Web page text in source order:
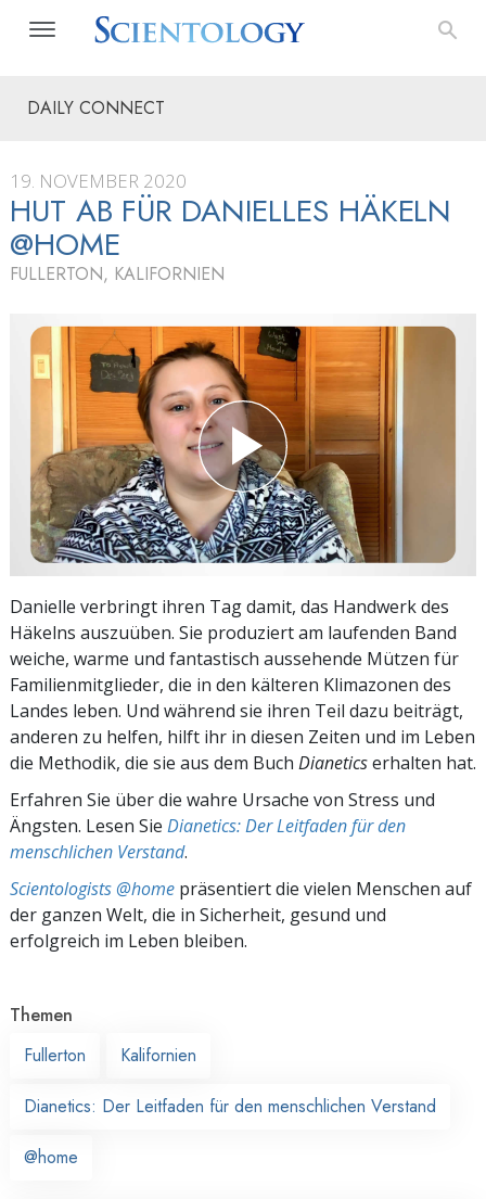
DAILY CONNECT
19. NOVEMBER 2020
HUT AB FÜR DANIELLES HÄKELN
@HOME
FULLERTON, KALIFORNIEN
Danielle verbringt ihren Tag damit, das Handwerk des
Häkelns auszuüben. Sie produziert am laufenden Band
weiche, warme und fantastisch aussehende Mützen für
Familienmitglieder, die in den kälteren Klimazonen des
Landes leben. Und während sie ihren Teil dazu beiträgt,
anderen zu helfen, hilft ihr in diesen Zeiten und im Leben
die Methodik, die sie aus dem Buch Dianeticserhalten hat.
Erfahren Sie über die wahre Ursache von Stress und
Ängsten. Lesen Sie Dianetics: Der Leitfaden für den
menschlichen Verstand.
Scientologists @home präsentiert die vielen Menschen auf
der ganzen Welt, die in Sicherheit, gesund und
erfolgreich im Leben bleiben.
Themen
Fullerton
Kalifornien
Dianetics: Der Leitfaden für den menschlichen Verstand
@home